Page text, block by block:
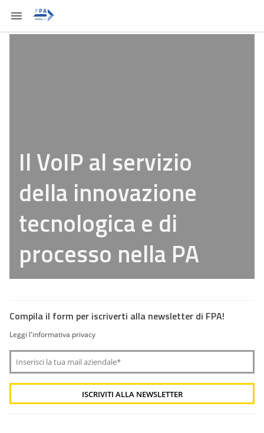
Il VoIP al servizio
della innovazione
tecnologica e di
processo nella PA
Compila il form per iscriverti alla newsletter di FPA!
Leggi l'informativa privacy